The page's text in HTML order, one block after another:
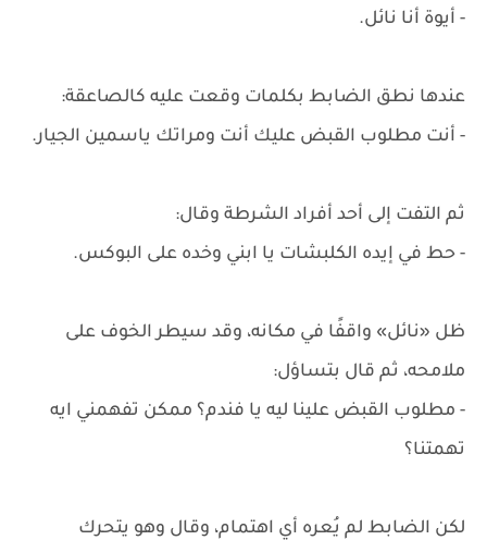
- أيوة أنا نائل.
عندها نطق الضابط بكلمات وقعت عليه كالصاعقة:
- أنت مطلوب القبض عليك أنت ومراتك ياسمين الجيار.
ثم التفت إلى أحد أفراد الشرطة وقال:
- حط في إيده الكلبشات يا ابني وخده على البوكس.
ظل «نائل» واقفًا في مكانه، وقد سيطر الخوف على
ملامحه، ثم قال بتساؤل:
- مطلوب القبض علينا ليه يا فندم؟ ممكن تفهمني ايه
تهمتنا؟
لكن الضابط لم يُعره أي اهتمام، وقال وهو يتحرك